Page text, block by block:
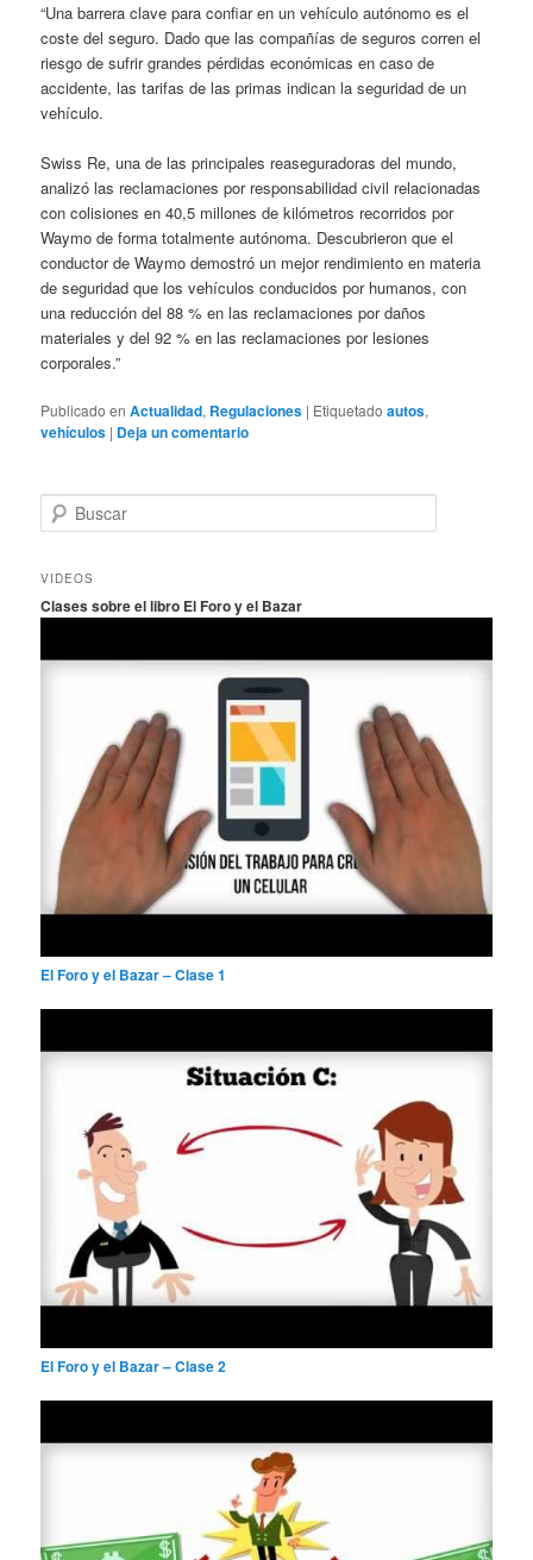
“Una barrera clave para confiar en un vehículo autónomo es el
coste del seguro. Dado que las compañías de seguros corren el
riesgo de sufrir grandes pérdidas económicas en caso de
accidente, las tarifas de las primas indican la seguridad de un
vehículo.
Swiss Re, una de las principales reaseguradoras del mundo,
analizó las reclamaciones por responsabilidad civil relacionadas
con colisiones en 40,5 millones de kilómetros recorridos por
Waymo de forma totalmente autónoma. Descubrieron que el
conductor de Waymo demostró un mejor rendimiento en materia
de seguridad que los vehículos conducidos por humanos, con
una reducción del 88 % en las reclamaciones por daños
materiales y del 92 % en las reclamaciones por lesiones
corporales.”
Publicado en Actualidad, Regulaciones | Etiquetado autos,
vehículos | Deja un comentario
u
c
r
VIDEOS
Clases sobre el libro El Foro y el Bazar
El Foro y el Bazar – Clase 1
El Foro y el Bazar – Clase 2